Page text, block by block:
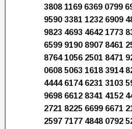
3808 1169 6369 0799
9590 3381 1232 6909
9823 4693 4642 1773
6599 9190 8907 8461
8764 1056 2501 8471
0608 5063 1618 3914
4444 6174 6231 3103
9698 6612 8341 4152
2721 8225 6699 6671
2597 7177 4848 0792